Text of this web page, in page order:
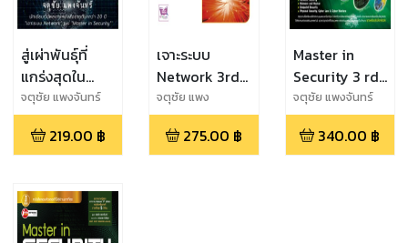
สู่เผ่าพันธุ์ที่
แกร่งสุดใน
จักรวาล
Human
Supremacy
จตุชัย แพงจันทร์
219.00 ฿
เจาะระบบ
Network 3rd
Edition
จตุชัย แพง
จันทร์,อนุโชต วุฒิ
พรพงษ์275.00 ฿
Master in
Security 3 rd
edition
จตุชัย แพงจันทร์
340.00 ฿